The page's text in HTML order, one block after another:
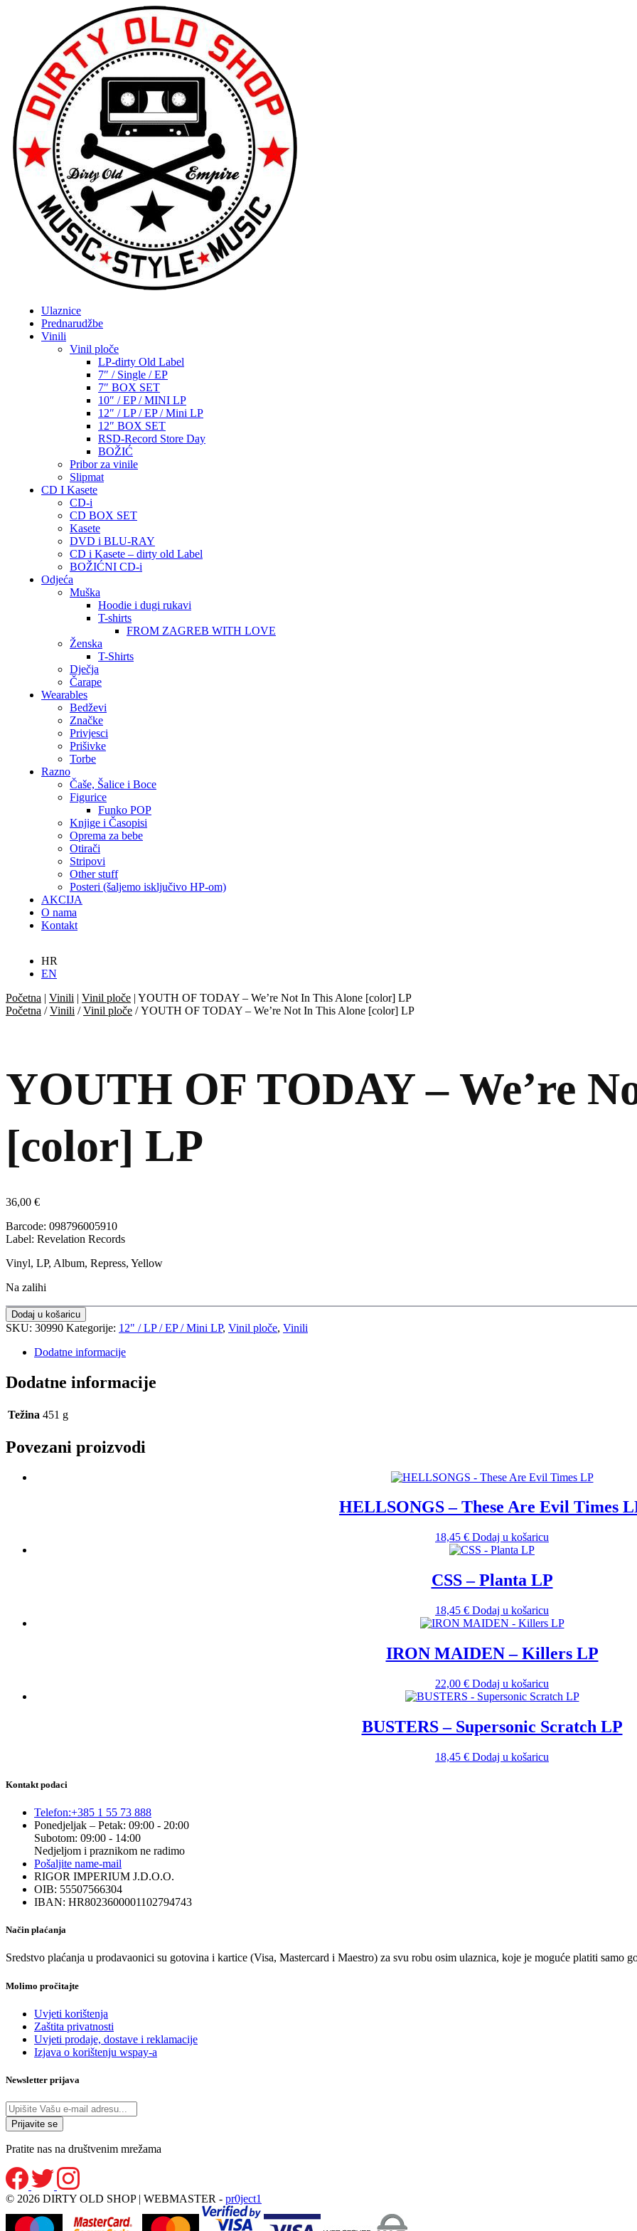
Ulaznice
Prednarudžbe
Vinili
Vinil ploče
LP-dirty Old Label
7″ / Single / EP
7″ BOX SET
10″ / EP / MINI LP
12″ / LP / EP / Mini LP
12″ BOX SET
RSD-Record Store Day
BOŽIĆ
Pribor za vinile
Slipmat
CD I Kasete
CD-i
CD BOX SET
Kasete
DVD i BLU-RAY
CD i Kasete – dirty old Label
BOŽIĆNI CD-i
Odjeća
Muška
Hoodie i dugi rukavi
T-shirts
FROM ZAGREB WITH LOVE
Ženska
T-Shirts
Dječja
Čarape
Wearables
Bedževi
Značke
Privjesci
Prišivke
Torbe
Razno
Čaše, Šalice i Boce
Figurice
Funko POP
Knjige i Časopisi
Oprema za bebe
Otirači
Stripovi
Other stuff
Posteri (šaljemo isključivo HP-om)
AKCIJA
O nama
Kontakt
HR
EN
Početna | Vinili | Vinil ploče | YOUTH OF TODAY – We’re Not In This Alone [color] LP
Početna /Vinili /Vinil ploče / YOUTH OF TODAY – We’re Not In This Alone [color] LP
YOUTH OF TODAY – We’re
[color] LP
36,00 €
Barcode: 098796005910
Label: Revelation Records
Vinyl, LP, Album, Repress, Yellow
Na zalihi
Dodaj u košaricu
SKU: 30990 Kategorije: 12" / LP / EP / Mini LP, Vinil ploče, Vinili
Dodatne informacije
Dodatne informacije
Težina 451 g
Povezani proizvodi
HELLSONGS – These Are Evil Times
18,45 € Dodaj u košaricu
CSS – Planta LP
18,45 € Dodaj u košaricu
IRON MAIDEN – Killers LP
22,00 € Dodaj u košaricu
BUSTERS – Supersonic Scratch LP
18,45 € Dodaj u košaricu
Kontakt podaci
Telefon:+385 1 55 73 888
Ponedjeljak – Petak: 09:00 - 20:00
Subotom: 09:00 - 14:00
Nedjeljom i praznikom ne radimo
Pošaljite name-mail
RIGOR IMPERIUM J.D.O.O.
OIB: 55507566304
IBAN: HR8023600001102794743
Način plaćanja
Sredstvo plaćanja u prodavaonici su gotovina i kartice (Visa, Mastercard i Maestro) za svu robu osim ulaznica, koje je moguće platiti samo
Molimo pročitajte
Uvjeti korištenja
Zaštita privatnosti
Uvjeti prodaje, dostave i reklamacije
Izjava o korištenju wspay-a
Newsletter prijava
Pratite nas na društvenim mrežama
© 2026 DIRTY OLD SHOP | WEBMASTER - pr0ject1